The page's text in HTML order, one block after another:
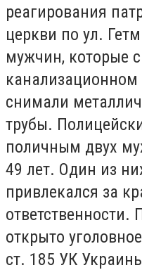
реагирования
церкви по ул.
мужчин, которые
канализационном
снимали
трубы.
поличным двух
49 лет. Один из
привлекался за
ответственности.
открыто
ст. 185 УК